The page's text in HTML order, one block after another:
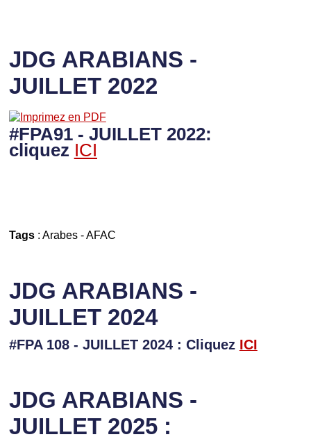
JDG ARABIANS -
JUILLET 2022
#FPA91 - JUILLET 2022:
cliquez ICI
Tags: Arabes-AFAC
JDG ARABIANS -
JUILLET 2024
#FPA 108 - JUILLET 2024 : Cliquez ICI
JDG ARABIANS -
JUILLET 2025 :